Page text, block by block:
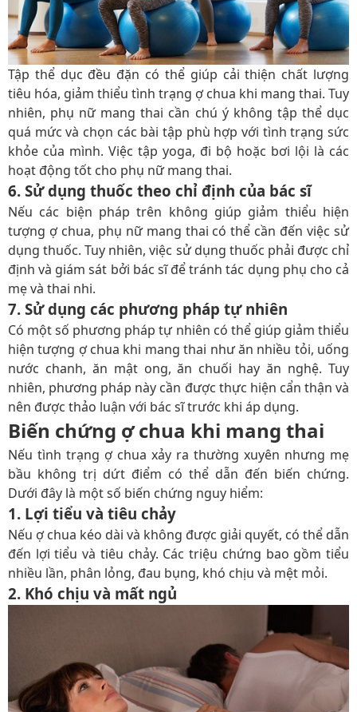
Tập thể dục đều đặn có thể giúp cải thiện chất lượng
tiêu hóa, giảm thiểu tình trạng ợ chua khi mang thai. Tuy
nhiên, phụ nữ mang thai cần chú ý không tập thể dục
quá mức và chọn các bài tập phù hợp với tình trạng sức
khỏe của mình. Việc tập yoga, đi bộ hoặc bơi lội là các
hoạt động tốt cho phụ nữ mang thai.
6. Sử dụng thuốc theo chỉ định của bác sĩ
Nếu các biện pháp trên không giúp giảm thiểu hiện
tượng ợ chua, phụ nữ mang thai có thể cần đến việc sử
dụng thuốc. Tuy nhiên, việc sử dụng thuốc phải được chỉ
định và giám sát bởi bác sĩ để tránh tác dụng phụ cho cả
mẹ và thai nhi.
7. Sử dụng các phương pháp tự nhiên
Có một số phương pháp tự nhiên có thể giúp giảm thiểu
hiện tượng ợ chua khi mang thai như ăn nhiều tỏi, uống
nước chanh, ăn mật ong, ăn chuối hay ăn nghệ. Tuy
nhiên, phương pháp này cần được thực hiện cẩn thận và
nên được thảo luận với bác sĩ trước khi áp dụng.
Biến chứng ợ chua khi mang thai
Nếu tình trạng ợ chua xảy ra thường xuyên nhưng mẹ
bầu không trị dứt điểm có thể dẫn đến biến chứng.
Dưới đây là một số biến chứng nguy hiểm:
1. Lợi tiểu và tiêu chảy
Nếu ợ chua kéo dài và không được giải quyết, có thể dẫn
đến lợi tiểu và tiêu chảy. Các triệu chứng bao gồm tiểu
nhiều lần, phân lỏng, đau bụng, khó chịu và mệt mỏi.
2. Khó chịu và mất ngủ